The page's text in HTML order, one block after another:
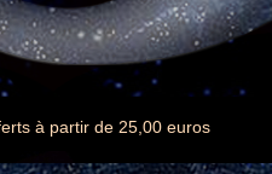
à partir de 25,00 euros